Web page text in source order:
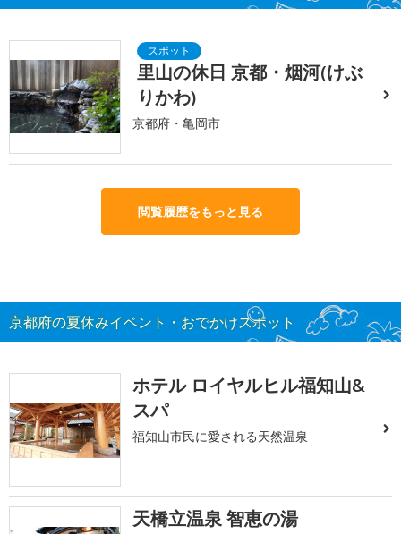
里山の休日 京都・烟河(けぶ
りかわ)
京都府・亀岡市
閲覧履歴をもっと見る
京都府の夏休みイベント・おでかけスポット
ホテル ロイヤルヒル福知山&
スパ
福知山市民に愛される天然温泉
天橋立温泉 智恵の湯